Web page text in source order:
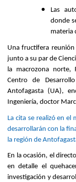
Las
donde
materia
Una fructífera reunión
junto a su par de
la macrozona norte,
Centro de
Antofagasta (UA),
Ingeniería, doctor
La cita se realizó en
desarrollarán con la
la región de
En la ocasión, el
en detalle el
investigación y